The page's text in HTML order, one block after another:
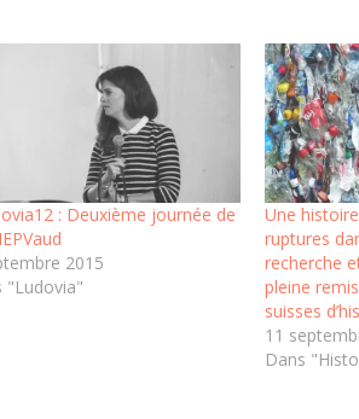
: Deuxième journée de
2015
"Ludovia"
Une
ruptures
recherche
pleine
suisses
11
Dans